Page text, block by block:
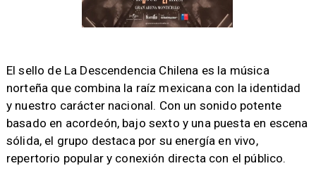
​El sello de La Descendencia Chilena es la música
norteña que combina la raíz mexicana con la identidad
y nuestro carácter nacional. Con un sonido potente
basado en acordeón, bajo sexto y una puesta en escena
sólida, el grupo destaca por su energía en vivo,
repertorio popular y conexión directa con el público.